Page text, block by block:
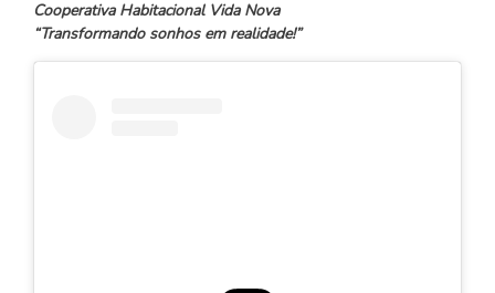
Cooperativa Habitacional Vida Nova
“Transformando sonhos em realidade!”